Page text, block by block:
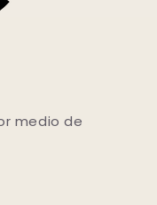
medio de